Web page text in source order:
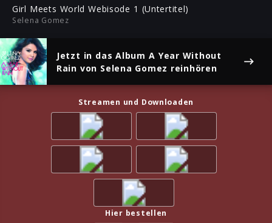
Girl Meets World Webisode 1 (Untertitel)
Selena Gomez
Jetzt in das Album A Year Without
Rain von Selena Gomez reinhören
Streamen und Downloaden
Hier bestellen